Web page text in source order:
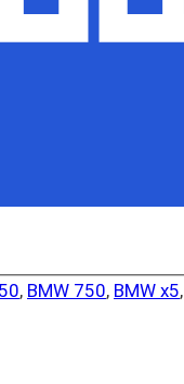
, BMW 750, BMW x5,